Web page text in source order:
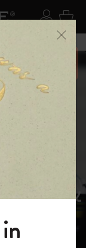
ログ
カ
メニ
レー
0
スライド表示1